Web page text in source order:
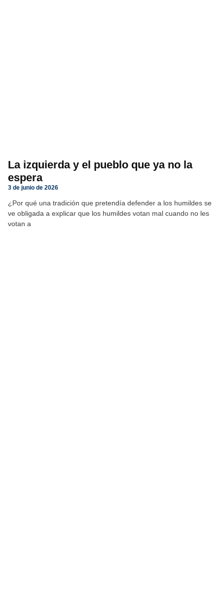
La izquierda y el pueblo que ya no la
espera
3 de junio de 2026
¿Por qué una tradición que pretendía defender a los humildes se
ve obligada a explicar que los humildes votan mal cuando no les
votan a